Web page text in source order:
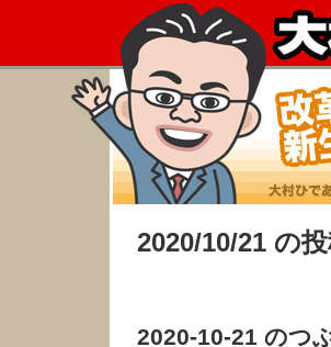
2020/10/21 の
2020-10-21 のつ